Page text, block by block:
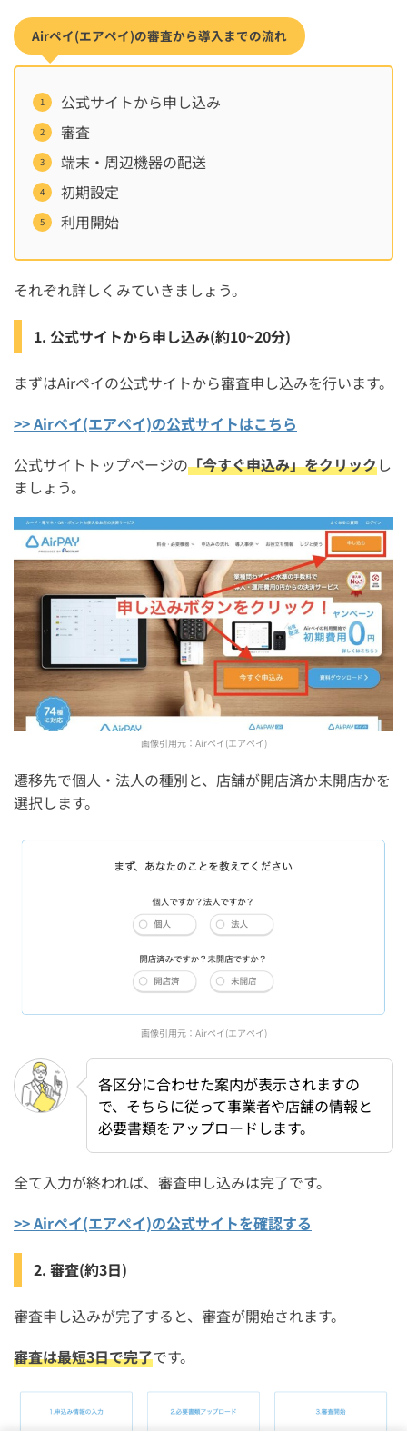
Airペイ(エアペイ)の審査から導入までの流れ
公式サイトから申し込み
審査
端末・周辺機器の配送
初期設定
利用開始
それぞれ詳しくみていきましょう。
1. 公式サイトから申し込み(約10~20分)
まずはAirペイの公式サイトから審査申し込みを行います。
>> Airペイ(エアペイ)の公式サイトはこちら
公式サイトトップページの「今すぐ申込み」をクリックし
ましょう。
画像引用元： Airペイ(エアペイ)
遷移先で個人・法人の種別と、店舗が開店済か未開店かを
選択します。
画像引用元： Airペイ(エアペイ)
各区分に合わせた案内が表示されますの
で、そちらに従って事業者や店舗の情報と
必要書類をアップロードします。
全て入力が終われば、審査申し込みは完了です。
>> Airペイ(エアペイ)の公式サイトを確認する
2. 審査(約3日)
審査申し込みが完了すると、審査が開始されます。
審査は最短3日で完了です。